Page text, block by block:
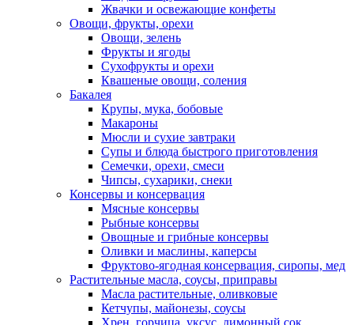
Жвачки и освежающие конфеты
Овощи, фрукты, орехи
Овощи, зелень
Фрукты и ягоды
Сухофрукты и орехи
Квашеные овощи, соления
Бакалея
Крупы, мука, бобовые
Макароны
Мюсли и сухие завтраки
Супы и блюда быстрого приготовления
Семечки, орехи, смеси
Чипсы, сухарики, снеки
Консервы и консервация
Мясные консервы
Рыбные консервы
Овощные и грибные консервы
Оливки и маслины, каперсы
Фруктово-ягодная консервация, сиропы, мед
Растительные масла, соусы, приправы
Масла растительные, оливковые
Кетчупы, майонезы, соусы
Хрен, горчица, уксус, лимонный сок